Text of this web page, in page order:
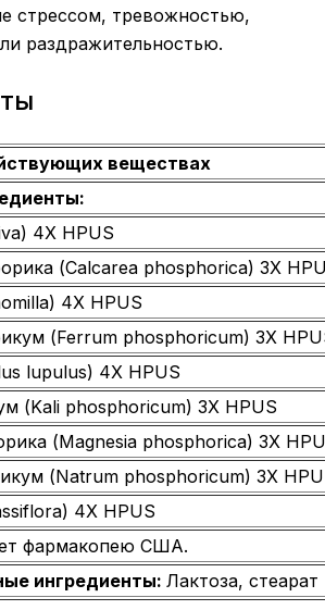
стрессом, тревожностью,
раздражительностью.
веществах
4X HPUS
(Calcarea phosphorica) 3X
4X HPUS
(Ferrum phosphoricum) 3X
lupulus) 4X HPUS
(Kali phosphoricum) 3X HPUS
(Magnesia phosphorica) 3X
(Natrum phosphoricum) 3X
4X HPUS
фармакопею США.
ингредиенты: Лактоза,